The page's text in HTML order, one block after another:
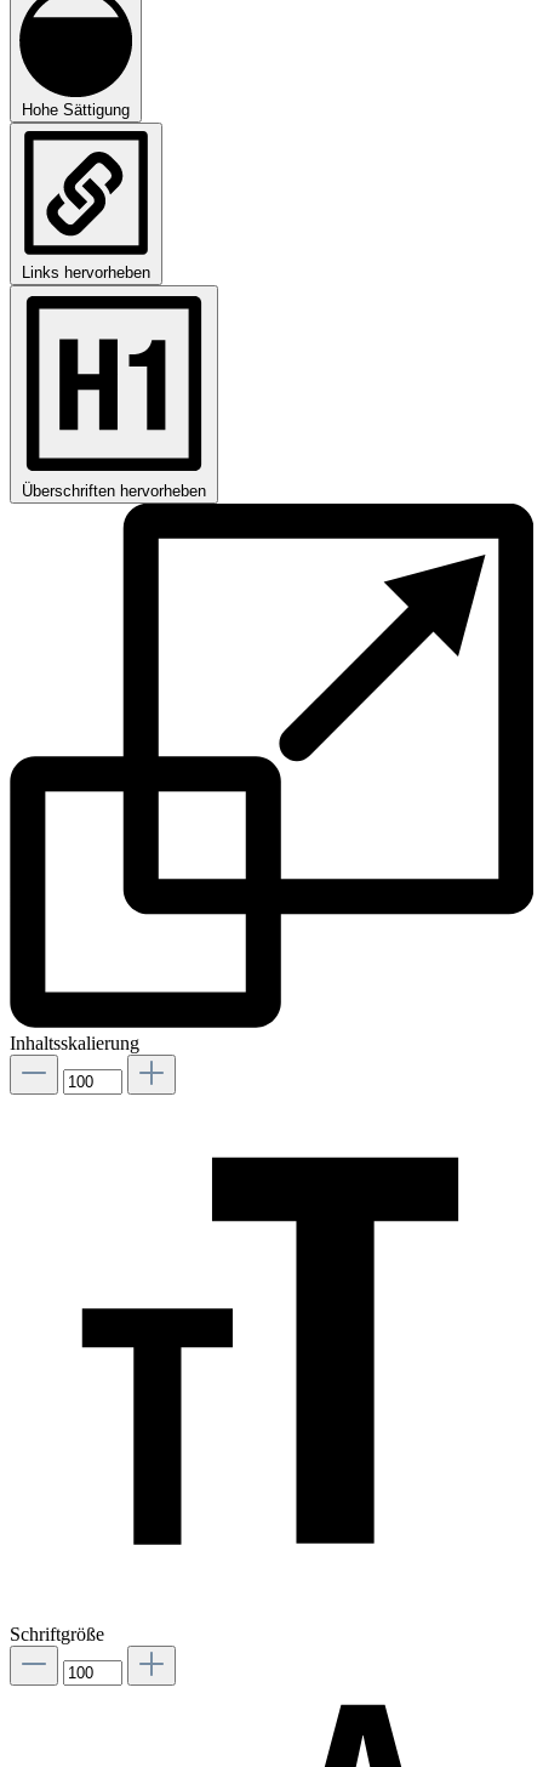
Hohe Sättigung
Links hervorheben
Überschriften hervorheben
Inhaltsskalierung
Schriftgröße